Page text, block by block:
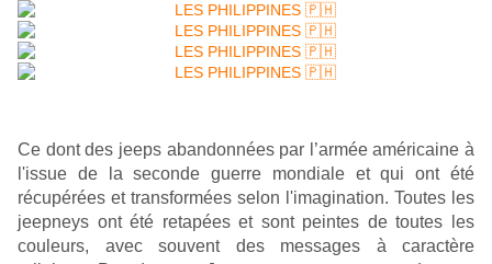
Ce dont des jeeps abandonnées par l’armée américaine à
l'issue de la seconde guerre mondiale et qui ont été
récupérées et transformées selon l'imagination. Toutes les
jeepneys ont été retapées et sont peintes de toutes les
couleurs, avec souvent des messages à caractère